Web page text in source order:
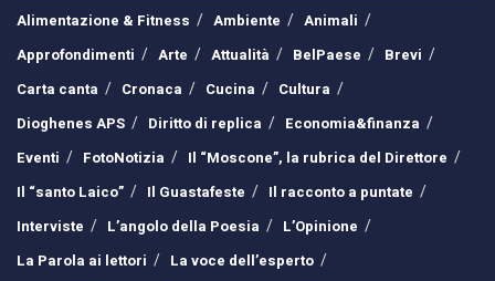
Alimentazione & Fitness
Ambiente
Animali
Approfondimenti
Arte Attualità BelPaese
Brevi
Carta canta
Cronaca Cucina
Cultura
Dioghenes APS
Diritto di replica
Economia&finanza
Eventi
FotoNotizia
Il “Moscone”, la rubrica del Direttore
Il “santo Laico”
Il Guastafeste
Il racconto a puntate
Interviste
L’angolo della Poesia
L’Opinione
La Parola ai lettori
La voce dell’esperto